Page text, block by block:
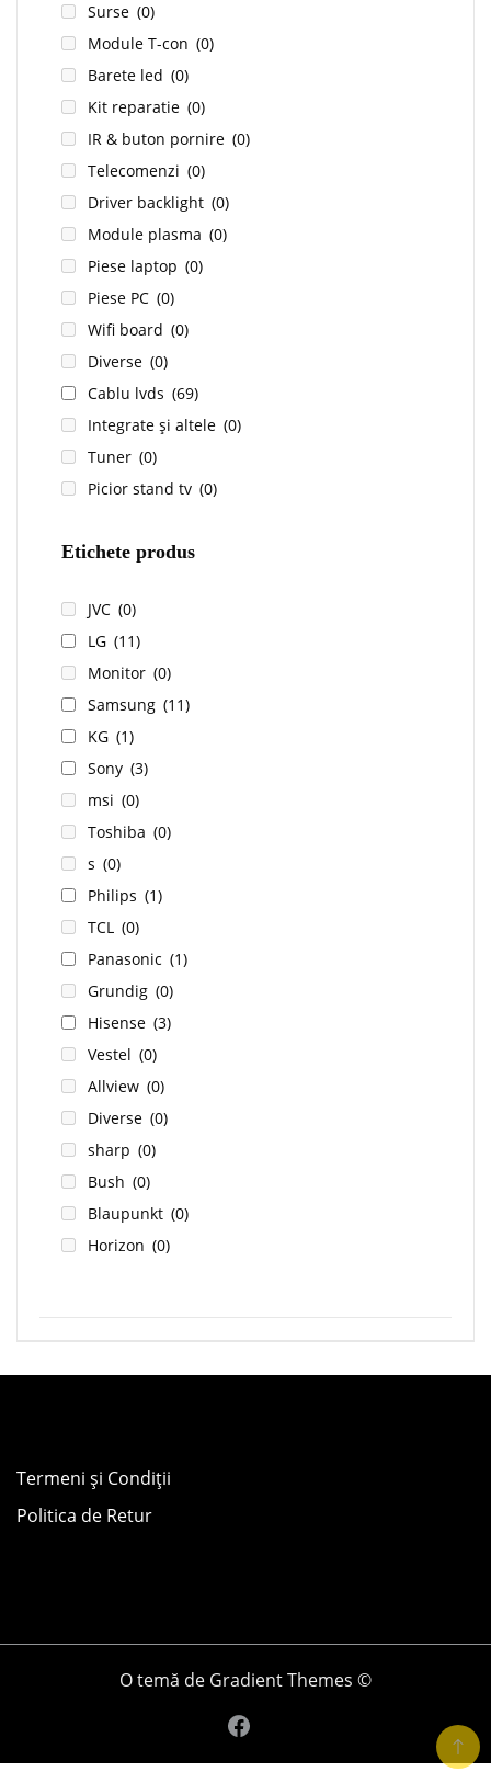
Surse (0)
Module T-con (0)
Barete led (0)
Kit reparatie (0)
IR & buton pornire (0)
Telecomenzi (0)
Driver backlight (0)
Module plasma (0)
Piese laptop (0)
Piese PC (0)
Wifi board (0)
Diverse (0)
Cablu lvds (69)
Integrate și altele (0)
Tuner (0)
Picior stand tv (0)
Etichete produs
JVC (0)
LG (11)
Monitor (0)
Samsung (11)
KG (1)
Sony (3)
msi (0)
Toshiba (0)
s (0)
Philips (1)
TCL (0)
Panasonic (1)
Grundig (0)
Hisense (3)
Vestel (0)
Allview (0)
Diverse (0)
sharp (0)
Bush (0)
Blaupunkt (0)
Horizon (0)
Termeni și Condiții
Politica de Retur
O temă de Gradient Themes ©